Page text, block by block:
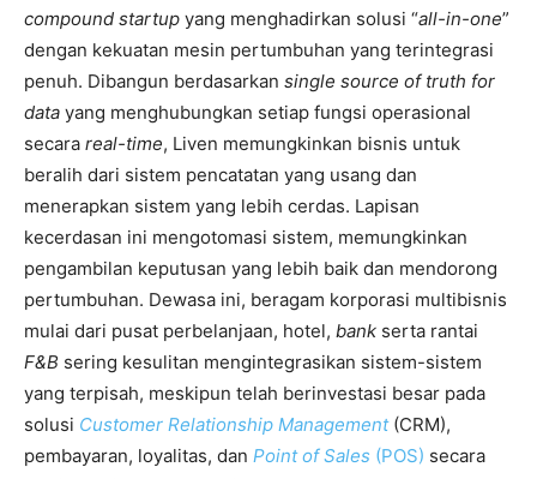
compound startup yang menghadirkan solusi “all-in-one”
dengan kekuatan mesin pertumbuhan yang terintegrasi
penuh. Dibangun berdasarkan single source of truth for
data yang menghubungkan setiap fungsi operasional
secara real-time, Liven memungkinkan bisnis untuk
beralih dari sistem pencatatan yang usang dan
menerapkan sistem yang lebih cerdas. Lapisan
kecerdasan ini mengotomasi sistem, memungkinkan
pengambilan keputusan yang lebih baik dan mendorong
pertumbuhan. Dewasa ini, beragam korporasi multibisnis
mulai dari pusat perbelanjaan, hotel, bank serta rantai
F&B sering kesulitan mengintegrasikan sistem-sistem
yang terpisah, meskipun telah berinvestasi besar pada
solusi Customer Relationship Management (CRM),
pembayaran, loyalitas, dan Point of Sales (POS) secara